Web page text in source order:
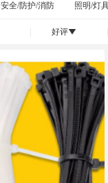
安全/防护/消防 照明/灯
好评󰄢